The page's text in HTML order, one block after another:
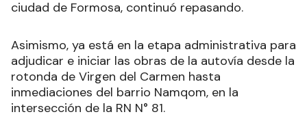
ciudad de Formosa, continuó repasando.
Asimismo, ya está en la etapa administrativa para
adjudicar e iniciar las obras de la autovía desde la
rotonda de Virgen del Carmen hasta
inmediaciones del barrio Namqom, en la
intersección de la RN N° 81.